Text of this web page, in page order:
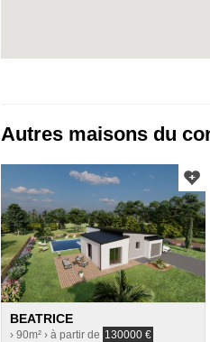
Autres maisons du
BEATRICE
› 90m² › à partir de 130000€